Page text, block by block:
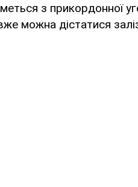
з прикордонної
можна дістатися